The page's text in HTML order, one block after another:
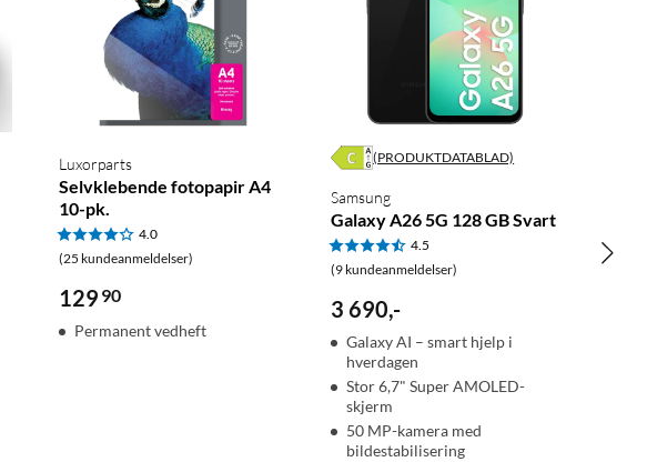
Luxorparts
Selvklebende fotopapir A4
10-pk.
4.0
(25 kundeanmeldelser)
129 90
Permanent vedheft
(PRODUKTDATABLAD)
Samsung
Galaxy A26 5G 128 GB Svart
4.5
(9 kundeanmeldelser)
3 690,-
Galaxy AI – smart hjelp i
hverdagen
Stor 6,7" Super AMOLED-
skjerm
50 MP-kamera med
bildestabilisering